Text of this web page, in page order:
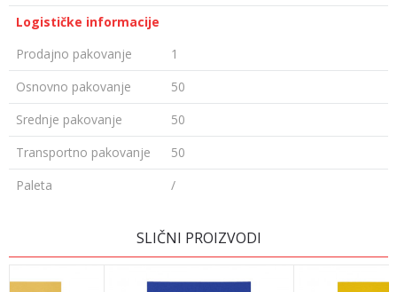
Logističke informacije
Prodajno pakovanje
1
Osnovno pakovanje
50
Srednje pakovanje
50
Transportno pakovanje
50
Paleta
/
Ime/Nadimak
SLIČNI PROIZVODI